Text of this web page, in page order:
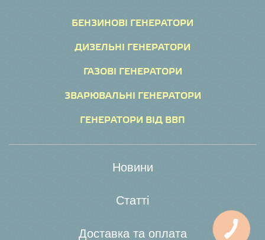
БЕНЗИНОВІ ГЕНЕРАТОРИ
ДИЗЕЛЬНІ ГЕНЕРАТОРИ
ГАЗОВІ ГЕНЕРАТОРИ
ЗВАРЮВАЛЬНІ ГЕНЕРАТОРИ
ГЕНЕРАТОРИ ВІД ВВП
Новини
Статті
Доставка та оплата